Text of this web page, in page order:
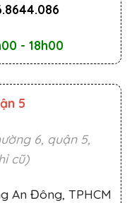
- 18h00
5
6, quận 5,
cũ)
An Đông, TPHCM